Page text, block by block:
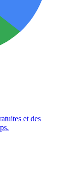
et des